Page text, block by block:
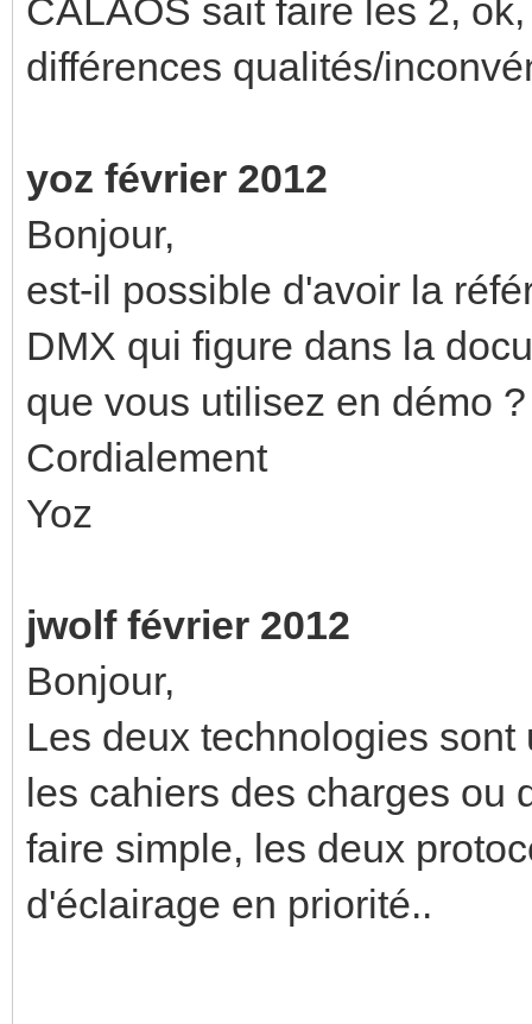
CALAOS sait faire les 2,
différences qualités/
yoz février 2012
Bonjour,
est-il possible d'avoir la
DMX qui figure dans la
que vous utilisez en démo ?
Cordialement
Yoz
jwolf février 2012
Bonjour,
Les deux technologies
les cahiers des charges ou
faire simple, les deux
d'éclairage en priorité..